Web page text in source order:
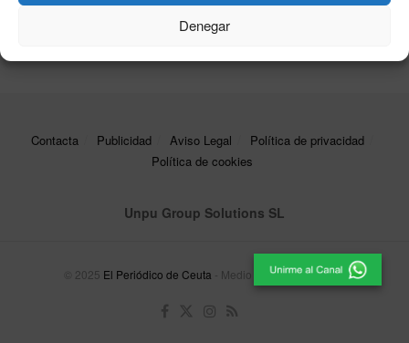
Denegar
Contacta Publicidad Aviso Legal
Política de privacidad
Política de cookies
Unpu Group Solutions SL
© 2025 El Periódico de Ceuta - Medio de Comunicación